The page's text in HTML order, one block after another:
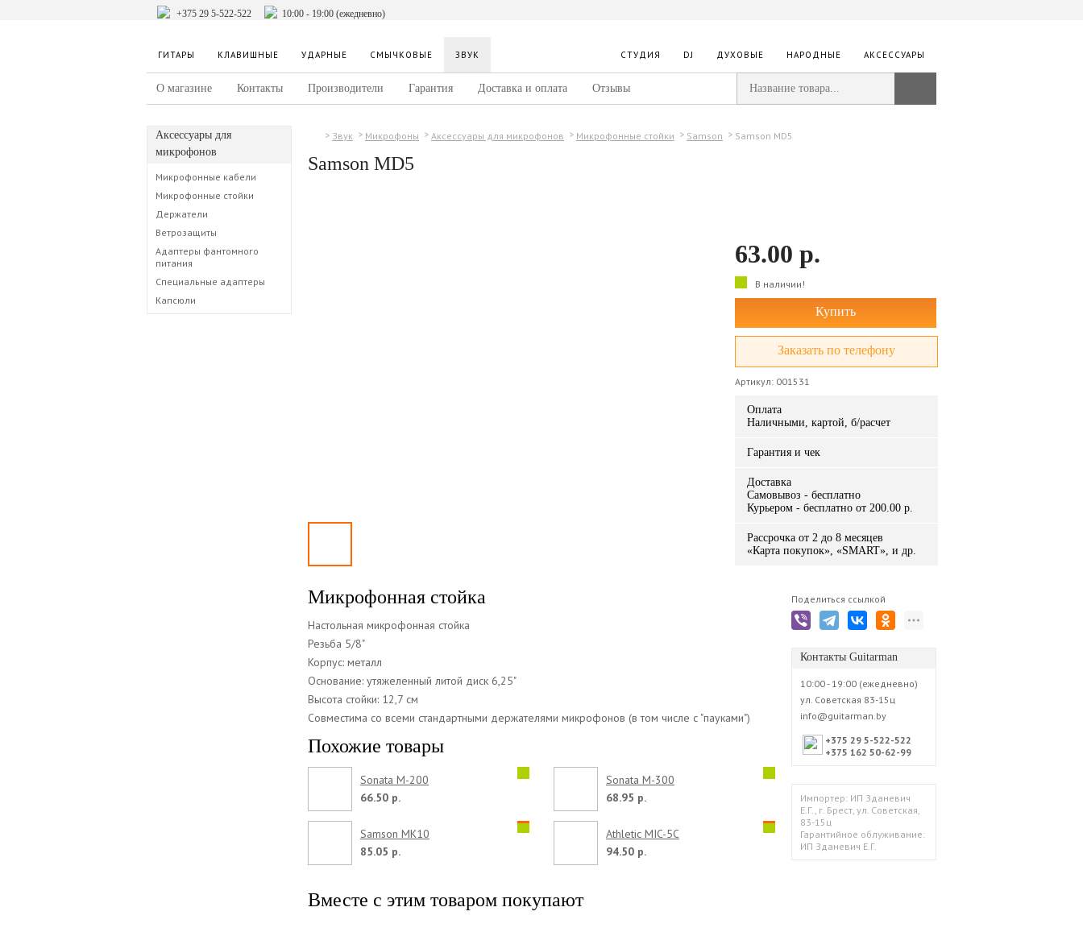
+375 29 5-522-522 10:00 - 19:00 (ежедневно)
ГИТАРЫ КЛАВИШНЫЕ УДАРНЫЕ СМЫЧКОВЫЕ ЗВУК СТУДИЯ DJ ДУХОВЫЕ НАРОДНЫЕ АКСЕССУАРЫ
О магазине Контакты Производители Гарантия Доставка и оплата Отзывы
Аксессуары для
микрофонов
Микрофонные кабели
Микрофонные стойки
Держатели
Ветрозащиты
Адаптеры фантомного
питания
Специальные адаптеры
Капсюли
Звук Микрофоны Аксессуары для микрофонов Микрофонные стойки Samson Samson MD5
Samson MD5
63.00 р.
В наличии!
Купить
Заказать по телефону
Артикул: 001531
Оплата
Наличными, картой, б/расчет
Гарантия и чек
Доставка
Самовывоз - бесплатно
Курьером - бесплатно от 200.00 р.
Рассрочка от 2 до 8 месяцев
«Карта покупок», «SMART», и др.
Микрофонная стойка
Настольная микрофонная стойка
Резьба 5/8"
Корпус: металл
Основание: утяжеленный литой диск 6,25"
Высота стойки: 12,7 см
Совместима со всеми стандартными держателями микрофонов (в том числе с "пауками")
Похожие товары
Sonata M-200
66.50 р.
Sonata M-300
68.95 р.
Samson MK10
85.05 р.
Athletic MIC-5C
94.50 р.
Вместе с этим товаром покупают
Поделиться ссылкой
Контакты Guitarman
10:00 - 19:00 (ежедневно)
ул. Советская 83-15ц
info@guitarman.by
+375 29 5-522-522
+375 162 50-62-99
Импортер: ИП Зданевич
Е.Г., г. Брест, ул. Советская,
83-15ц
Гарантийное облуживание:
ИП Зданевич Е.Г.